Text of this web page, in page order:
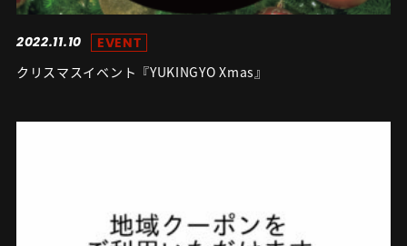
2022.11.10
EVENT
クリスマスイベント『YUKINGYO Xmas』